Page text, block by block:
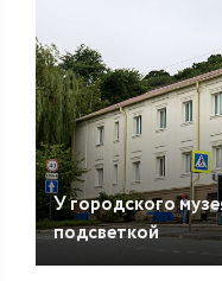
У городского
подсветкой